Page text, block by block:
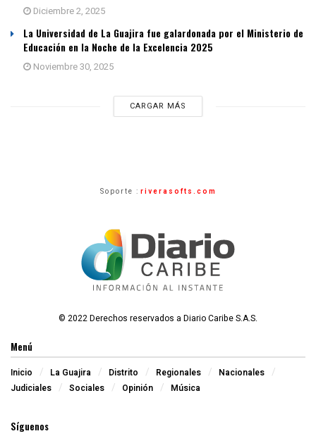
Diciembre 2, 2025
La Universidad de La Guajira fue galardonada por el Ministerio de
Educación en la Noche de la Excelencia 2025
Noviembre 30, 2025
CARGAR MÁS
Soporte : riverasofts.com
© 2022 Derechos reservados a Diario Caribe S.A.S.
Menú
Inicio La Guajira Distrito Regionales
Nacionales
Judiciales
Sociales Opinión Música
Síguenos